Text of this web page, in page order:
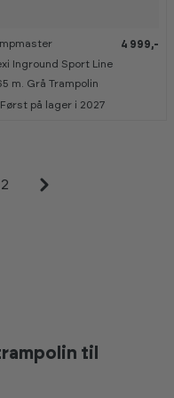
Inground Sport Line
m. Grå Trampolin
4 999,-
Først på lager i 2027
til